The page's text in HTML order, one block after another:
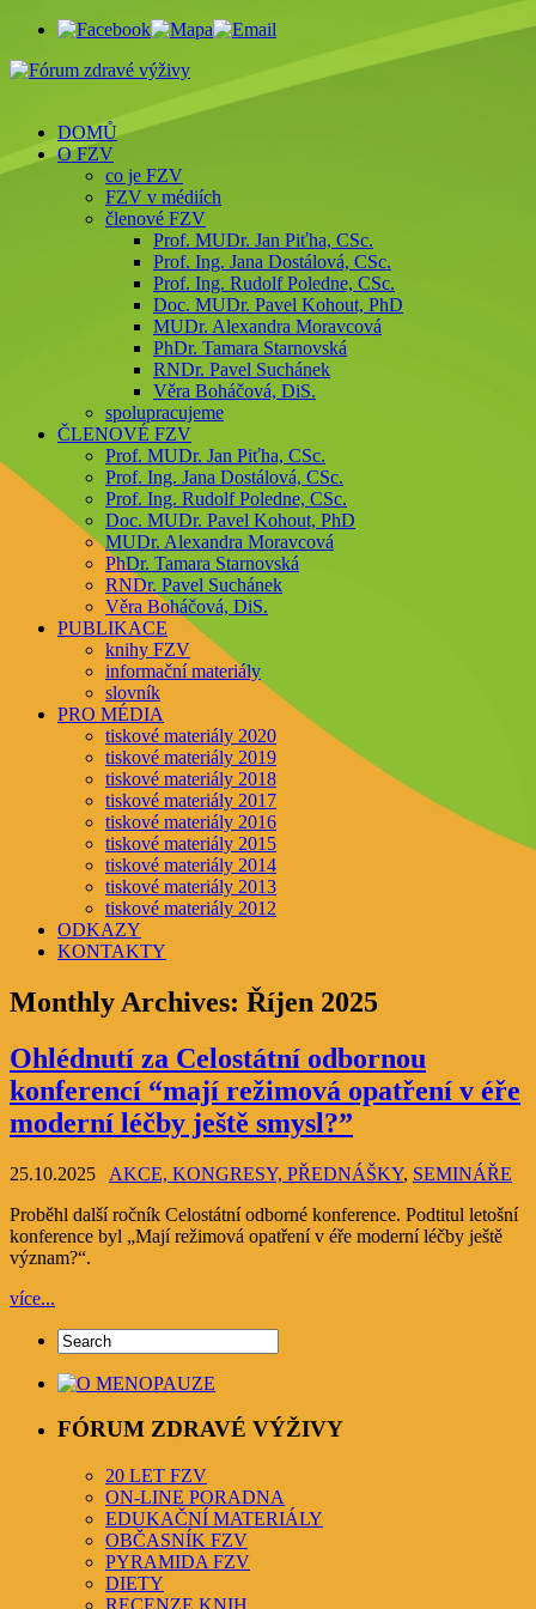
DOMŮ
O FZV
co je FZV
FZV v médiích
členové FZV
Prof. MUDr. Jan Piťha, CSc.
Prof. Ing. Jana Dostálová, CSc.
Prof. Ing. Rudolf Poledne, CSc.
Doc. MUDr. Pavel Kohout, PhD
MUDr. Alexandra Moravcová
PhDr. Tamara Starnovská
RNDr. Pavel Suchánek
Věra Boháčová, DiS.
spolupracujeme
ČLENOVÉ FZV
Prof. MUDr. Jan Piťha, CSc.
Prof. Ing. Jana Dostálová, CSc.
Prof. Ing. Rudolf Poledne, CSc.
Doc. MUDr. Pavel Kohout, PhD
MUDr. Alexandra Moravcová
PhDr. Tamara Starnovská
RNDr. Pavel Suchánek
Věra Boháčová, DiS.
PUBLIKACE
knihy FZV
informační materiály
slovník
PRO MÉDIA
tiskové materiály 2020
tiskové materiály 2019
tiskové materiály 2018
tiskové materiály 2017
tiskové materiály 2016
tiskové materiály 2015
tiskové materiály 2014
tiskové materiály 2013
tiskové materiály 2012
ODKAZY
KONTAKTY
Monthly Archives: Říjen 2025
Ohlédnutí za Celostátní odbornou
konferencí “mají režimová opatření v éře
moderní léčby ještě smysl?”
25.10.2025 AKCE, KONGRESY, PŘEDNÁŠKY, SEMINÁŘE
Proběhl další ročník Celostátní odborné konference. Podtitul letošní
konference byl „Mají režimová opatření v éře moderní léčby ještě
význam?“.
více...
FÓRUM ZDRAVÉ VÝŽIVY
20 LET FZV
ON-LINE PORADNA
EDUKAČNÍ MATERIÁLY
OBČASNÍK FZV
PYRAMIDA FZV
DIETY